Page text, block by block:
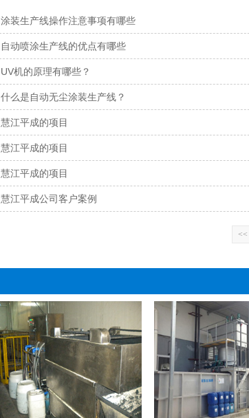
涂装生产线操作注意事项有哪些
自动喷涂生产线的优点有哪些
UV机的原理有哪些？
什么是自动无尘涂装生产线？
慧江平成的项目
慧江平成的项目
慧江平成的项目
慧江平成公司客户案例
<<